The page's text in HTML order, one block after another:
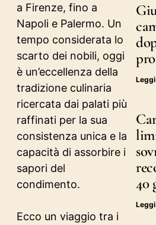
a Firenze, fino a
Napoli e Palermo. Un
tempo considerata lo
scarto dei nobili, oggi
è un’eccellenza della
tradizione culinaria
ricercata dai palati più
raffinati per la sua
consistenza unica e la
capacità di assorbire i
sapori del
condimento.
Ecco un viaggio tra i
40